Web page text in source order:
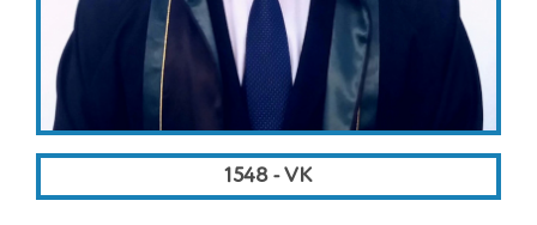
1548 - VK